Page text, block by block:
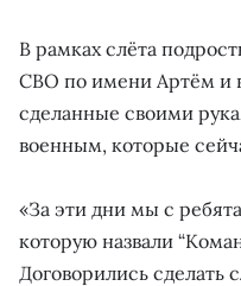
В рамках слёта
СВО по имени Артём и
сделанные своими
военным, которые
«За эти дни мы с
которую назвали
Договорились